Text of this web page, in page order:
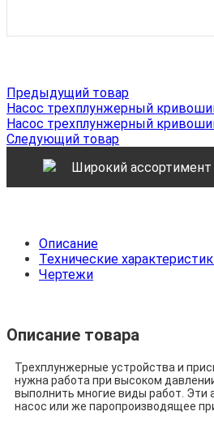
Предыдущий товар
Насос трехплунжерный
Насос трехплунжерный
Следующий товар
Широкий ассортимент
Описание
Технические
Чертежи
Описание товара
Трехплунжерные устройства и
нужна работа при высоком
выполнить многие виды работ. Эти
насос или же паропроизводящее